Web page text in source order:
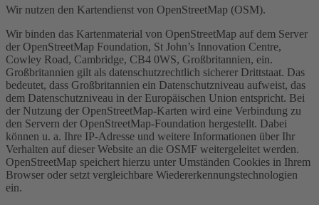
Wir nutzen den Kartendienst von OpenStreetMap (OSM).
Wir binden das Kartenmaterial von OpenStreetMap auf dem Server
der OpenStreetMap Foundation, St John’s Innovation Centre,
Cowley Road, Cambridge, CB4 0WS, Großbritannien, ein.
Großbritannien gilt als datenschutzrechtlich sicherer Drittstaat. Das
bedeutet, dass Großbritannien ein Datenschutzniveau aufweist, das
dem Datenschutzniveau in der Europäischen Union entspricht. Bei
der Nutzung der OpenStreetMap-Karten wird eine Verbindung zu
den Servern der OpenStreetMap-Foundation hergestellt. Dabei
können u. a. Ihre IP-Adresse und weitere Informationen über Ihr
Verhalten auf dieser Website an die OSMF weitergeleitet werden.
OpenStreetMap speichert hierzu unter Umständen Cookies in Ihrem
Browser oder setzt vergleichbare Wiedererkennungstechnologien
ein.